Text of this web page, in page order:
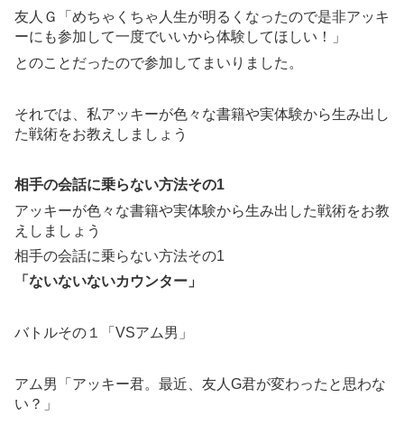
友人Ｇ「めちゃくちゃ人生が明るくなったので是非アッキ
ーにも参加して一度でいいから体験してほしい！」
とのことだったので参加してまいりました。
それでは、私アッキーが色々な書籍や実体験から生み出し
た戦術をお教えしましょう
相手の会話に乗らない方法その1
アッキーが色々な書籍や実体験から生み出した戦術をお教
えしましょう
相手の会話に乗らない方法その1
「ないないないカウンター」
バトルその１「VSアム男」
アム男「アッキー君。最近、友人G君が変わったと思わな
い？」